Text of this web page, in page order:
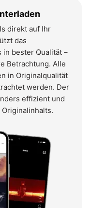
direkt auf Ihr
das
bester Qualität –
Betrachtung. Alle
in Originalqualität
werden. Der
effizient und